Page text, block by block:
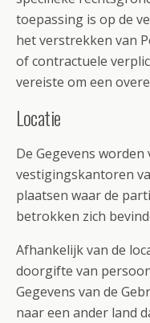
toepassing is op de
het verstrekken van
of contractuele
vereiste om een
Locatie
De Gegevens
vestigingskantoren
plaatsen waar de
betrokken zich
Afhankelijk van de
doorgifte van
Gegevens van de
naar een ander land